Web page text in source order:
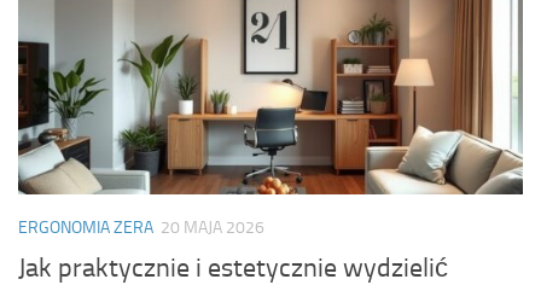
ERGONOMIA ZERA 20 MAJA 2026
Jak praktycznie i estetycznie wydzielić